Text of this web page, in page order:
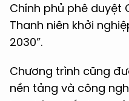
Chính phủ phê duyệt
Thanh niên khởi
2030”.
Chương trình cũng
nền tảng và công